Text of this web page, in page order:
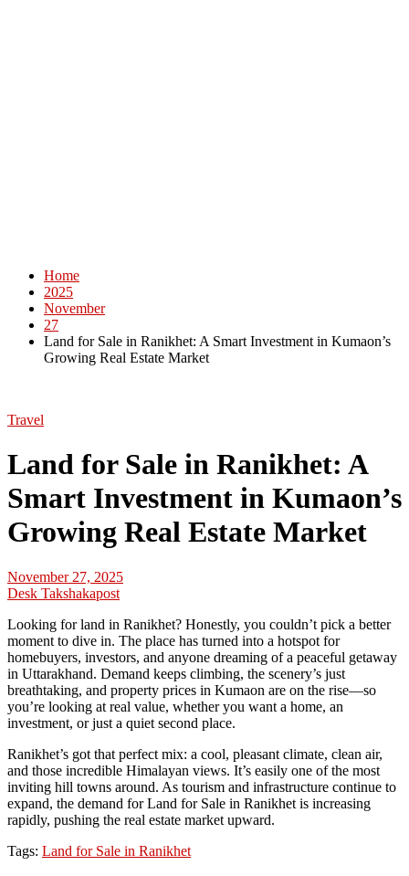
Home
2025
November
27
Land for Sale in Ranikhet: A Smart Investment in Kumaon’s
Growing Real Estate Market
Travel
Land for Sale in Ranikhet: A
Smart Investment in Kumaon’s
Growing Real Estate Market
November 27, 2025
Desk Takshakapost
Looking for land in Ranikhet? Honestly, you couldn’t pick a better
moment to dive in. The place has turned into a hotspot for
homebuyers, investors, and anyone dreaming of a peaceful getaway
in Uttarakhand. Demand keeps climbing, the scenery’s just
breathtaking, and property prices in Kumaon are on the rise—so
you’re looking at real value, whether you want a home, an
investment, or just a quiet second place.
Ranikhet’s got that perfect mix: a cool, pleasant climate, clean air,
and those incredible Himalayan views. It’s easily one of the most
inviting hill towns around. As tourism and infrastructure continue to
expand, the demand for Land for Sale in Ranikhet is increasing
rapidly, pushing the real estate market upward.
Tags: Land for Sale in Ranikhet